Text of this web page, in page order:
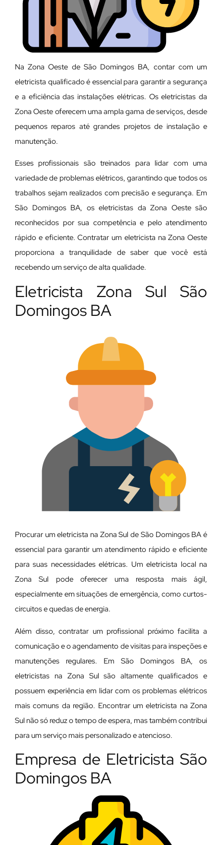
Na Zona Oeste de São Domingos BA, contar com um
eletricista qualificado é essencial para garantir a segurança
e a eficiência das instalações elétricas. Os eletricistas da
Zona Oeste oferecem uma ampla gama de serviços, desde
pequenos reparos até grandes projetos de instalação e
manutenção.
Esses profissionais são treinados para lidar com uma
variedade de problemas elétricos, garantindo que todos os
trabalhos sejam realizados com precisão e segurança. Em
São Domingos BA, os eletricistas da Zona Oeste são
reconhecidos por sua competência e pelo atendimento
rápido e eficiente. Contratar um eletricista na Zona Oeste
proporciona a tranquilidade de saber que você está
recebendo um serviço de alta qualidade.
Eletricista Zona Sul São
Domingos BA
Procurar um eletricista na Zona Sul de São Domingos BA é
essencial para garantir um atendimento rápido e eficiente
para suas necessidades elétricas. Um eletricista local na
Zona Sul pode oferecer uma resposta mais ágil,
especialmente em situações de emergência, como curtos-
circuitos e quedas de energia.
Além disso, contratar um profissional próximo facilita a
comunicação e o agendamento de visitas para inspeções e
manutenções regulares. Em São Domingos BA, os
eletricistas na Zona Sul são altamente qualificados e
possuem experiência em lidar com os problemas elétricos
mais comuns da região. Encontrar um eletricista na Zona
Sul não só reduz o tempo de espera, mas também contribui
para um serviço mais personalizado e atencioso.
Empresa de Eletricista São
Domingos BA